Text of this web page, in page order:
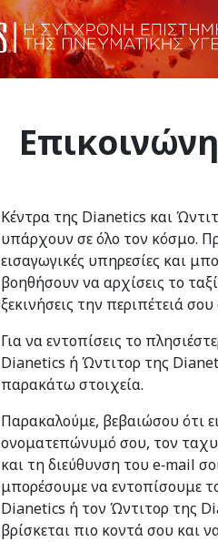
Κέντρα της Dianetics και
υπάρχουν σε όλο τον κόσμο.
εισαγωγικές υπηρεσίες και
βοηθήσουν να αρχίσεις το
ξεκινήσεις την περιπέτειά
Για να εντοπίσεις το
Dianetics ή Ώντιτορ της
παρακάτω στοιχεία.
Παρακαλούμε, βεβαιώσου ότι
ονοματεπώνυμό σου, τον
και τη διεύθυνση του e‑mail
μπορέσουμε να εντοπίσουμε
Dianetics ή τον Ώντιτορ της
βρίσκεται πιο κοντά σου και